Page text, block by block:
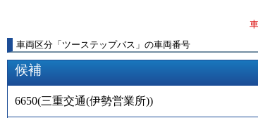
車両区分 「 ツーステップバス 」 の車両番号
候補
6650(三重交通(伊勢営業所))